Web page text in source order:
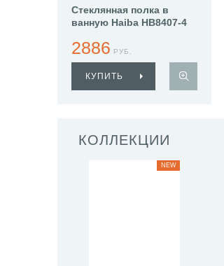
Стеклянная полка в
ванную Haiba HB8407-4
2886 РУБ.
КУПИТЬ
КОЛЛЕКЦИИ
NEW